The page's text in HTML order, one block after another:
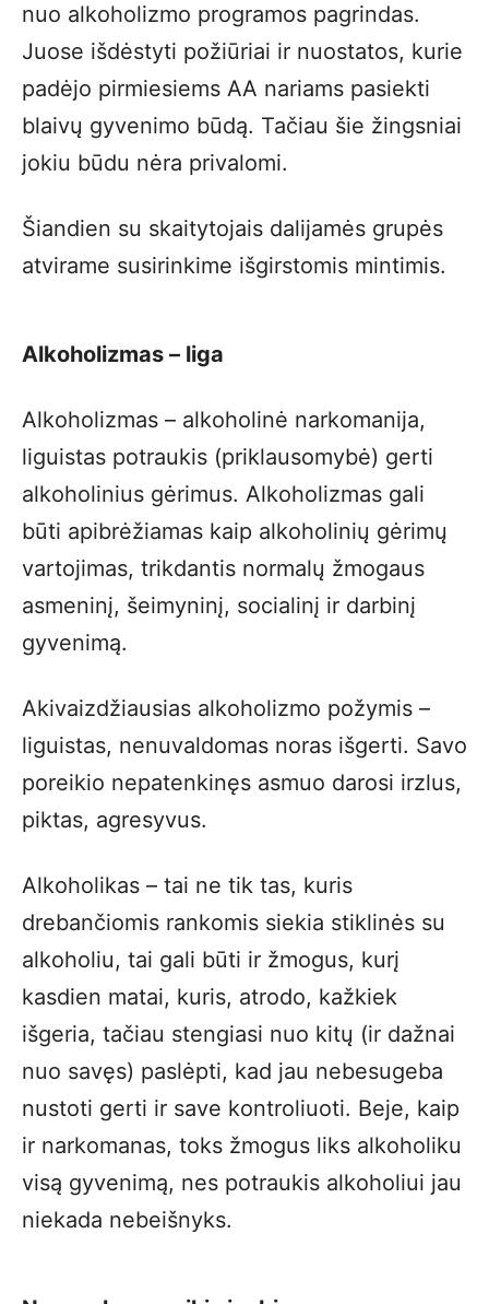
nuo alkoholizmo programos pagrindas.
Juose išdėstyti požiūriai ir nuostatos, kurie
padėjo pirmiesiems AA nariams pasiekti
blaivų gyvenimo būdą. Tačiau šie žingsniai
jokiu būdu nėra privalomi.
Šiandien su skaitytojais dalijamės grupės
atvirame susirinkime išgirstomis mintimis.
Alkoholizmas – liga
Alkoholizmas – alkoholinė narkomanija,
liguistas potraukis (priklausomybė) gerti
alkoholinius gėrimus. Alkoholizmas gali
būti apibrėžiamas kaip alkoholinių gėrimų
vartojimas, trikdantis normalų žmogaus
asmeninį, šeimyninį, socialinį ir darbinį
gyvenimą.
Akivaizdžiausias alkoholizmo požymis –
liguistas, nenuvaldomas noras išgerti. Savo
poreikio nepatenkinęs asmuo darosi irzlus,
piktas, agresyvus.
Alkoholikas – tai ne tik tas, kuris
drebančiomis rankomis siekia stiklinės su
alkoholiu, tai gali būti ir žmogus, kurį
kasdien matai, kuris, atrodo, kažkiek
išgeria, tačiau stengiasi nuo kitų (ir dažnai
nuo savęs) paslėpti, kad jau nebesugeba
nustoti gerti ir save kontroliuoti. Beje, kaip
ir narkomanas, toks žmogus liks alkoholiku
visą gyvenimą, nes potraukis alkoholiui jau
niekada nebeišnyks.